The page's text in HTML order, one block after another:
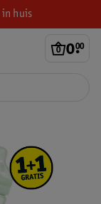
huis
0.
00